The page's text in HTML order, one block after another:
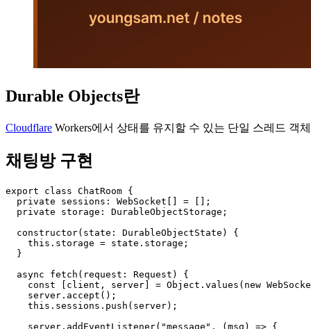
Durable Objects란
Cloudflare Workers에서 상태를 유지할 수 있는 단일 스레드 객
채팅방 구현
export class ChatRoom {
  private sessions: WebSocket[] = [];
  private storage: DurableObjectStorage;
  constructor(state: DurableObjectState) {
    this.storage = state.storage;
  }
  async fetch(request: Request) {
const [client, server] = Object.values(new
    server.accept();
    this.sessions.push(server);
    server.addEventListener("message", (msg) => {